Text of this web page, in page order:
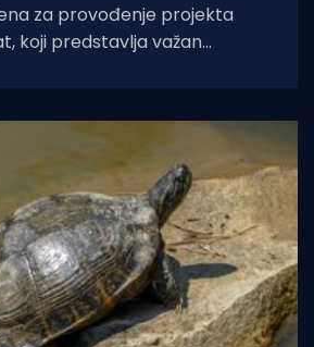
za provođenje projekta
koji predstavlja važan